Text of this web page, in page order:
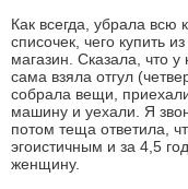
Как всегда, убрала всю
списочек, чего купить
магазин. Сказала, что
сама взяла отгул
собрала вещи,
машину и уехали. Я
потом теща ответила,
эгоистичным и за 4,5
женщину.